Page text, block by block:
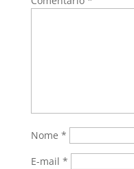
Nome *
E-mail *